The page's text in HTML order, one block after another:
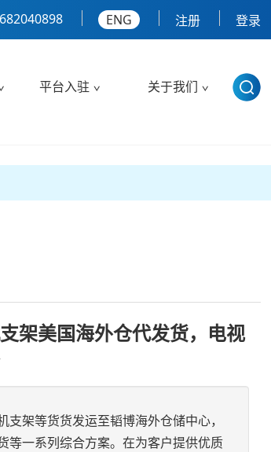
ENG 注册 登录
平台入驻 关于我们
架美国海外仓代发货，电视
架等货货发运至韬博海外仓储中心，
等一系列综合方案。在为客户提供优质